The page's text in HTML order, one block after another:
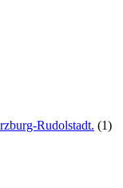
Rudolstadt. (1)